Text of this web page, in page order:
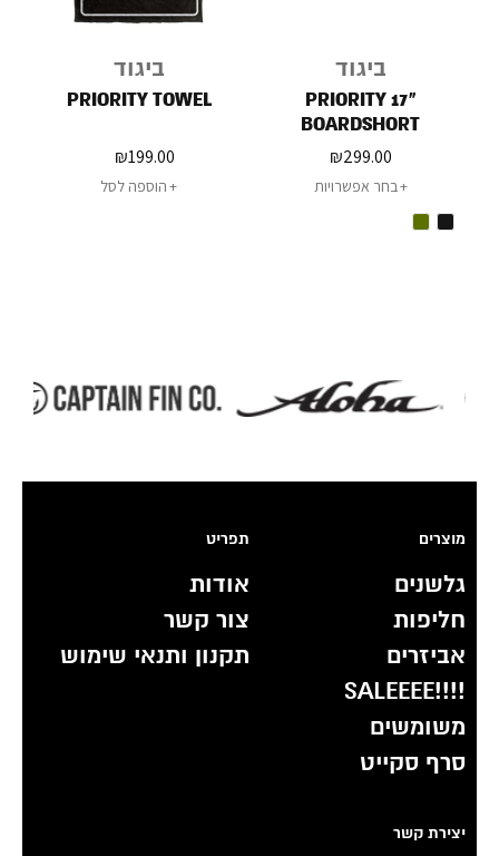
ביגוד
PRIORITY TOWEL
₪199.00
הוספה לסל
ביגוד
PRIORITY 17"
BOARDSHORT
₪299.00
בחר אפשרויות
מוצרים
גלשנים
חליפות
אביזרים
!!!!SALEEEE
משומשים
סרף סקייט
תפריט
אודות
צור קשר
תקנון ותנאי שימוש
יצירת קשר